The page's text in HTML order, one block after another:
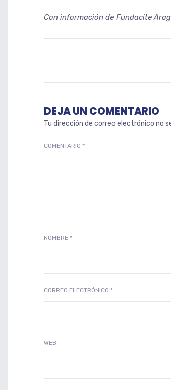
Con información de Fundacite
DEJA UN COMENTARIO
Tu dirección de correo electrónico no
COMENTARIO *
NOMBRE *
CORREO ELECTRÓNICO *
WEB